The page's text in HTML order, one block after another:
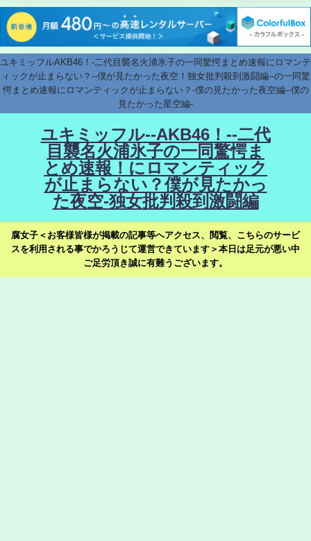
ユキミッフルAKB46！-二代目襲名火浦氷子の一同驚愕まとめ速報にロマンテ
ィックが止まらない？--僕が見たかった夜空！独女批判殺到激闘編--の一同驚
愕まとめ速報にロマンティックが止まらない？-僕の見たかった夜空編--僕の
見たかった星空編-
ユキミッフル--AKB46！--二代
目襲名火浦氷子の一同驚愕ま
とめ速報！にロマンティック
が止まらない？僕が見たかっ
た夜空-独女批判殺到激闘編
腐女子＜お客様皆様が掲載の記事等へアクセス、閲覧、こちらのサービ
スを利用される事でかろうじて運営できています＞本日は足元が悪い中
ご足労頂き誠に有難うございます。